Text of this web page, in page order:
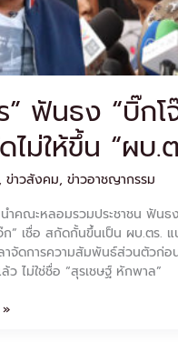
ฟันธง “บิ๊กโ
ม่ให้ขึ้น “ผบ.
, ข่าวสังคม, ข่าวอาชญากรรม
ำคณะหลอมรวมประชาชน ฟันธ
ก” เชื่อ สกัดกั้นขึ้นเป็น ผบ.ตร.
าจัดการความสัมพันธ์ส่วนตัวก่อ
ว ไม่ใช่ชื่อ “สุรเชษฐ์ หักพาล”